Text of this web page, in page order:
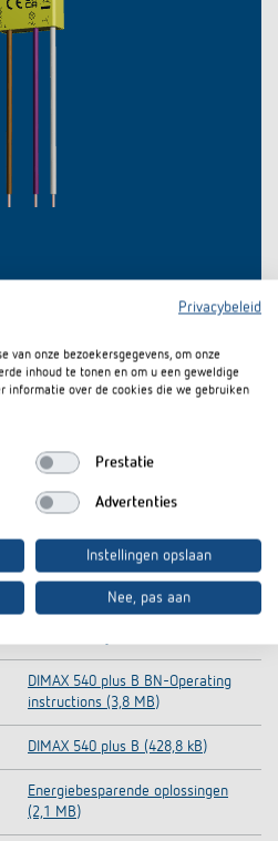
DIMAX 540 plus B-Information
Notice EU Data Act (46,3 kB)
DIMAX 540 plus B-CE declaration
DIMAX 540 plus B BN-Operating
instructions (3,8 MB)
DIMAX 540 plus B (428,8 kB)
Energiebesparende oplossingen
(2,1 MB)
Privacybeleid
van onze bezoekersgegevens, om onze
inhoud te tonen en om u een geweldige
informatie over de cookies die we gebruiken
Prestatie
Advertenties
Instellingen opslaan
Nee, pas aan